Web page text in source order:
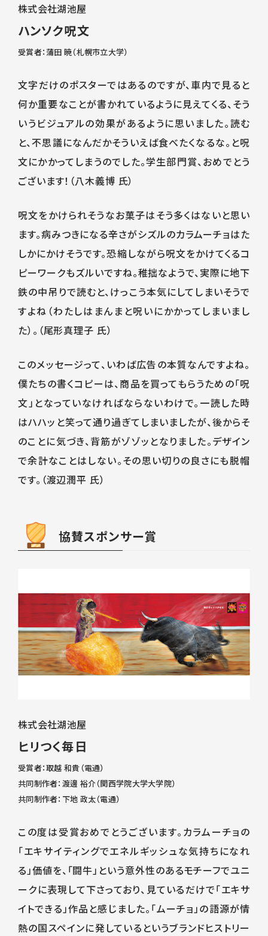
株式会社湖池屋
ハンソク呪文
受賞者：蒲田 暁（札幌市立大学）
文字だけのポスターではあるのですが、車内で見ると
何か重要なことが書かれているように見えてくる、そう
いうビジュアルの効果があるように思いました。読む
と、不思議になんだかそういえば食べたくなるな。と呪
文にかかってしまうのでした。学生部門賞、おめでとう
ございます！（八木義博 氏）
呪文をかけられそうなお菓子はそう多くはないと思い
ます。病みつきになる辛さがシズルのカラムーチョはた
しかにかけそうです。恐縮しながら呪文をかけてくるコ
ピーワークもズルいですね。稚拙なようで、実際に地下
鉄の中吊りで読むと、けっこう本気にしてしまいそうで
すよね（わたしはまんまと呪いにかかってしまいまし
た）。（尾形真理子 氏）
このメッセージって、いわば広告の本質なんですよね。
僕たちの書くコピーは、商品を買ってもらうための「呪
文」となっていなければならないわけで。一読した時
はハハッと笑って通り過ぎてしまいましたが、後からそ
のことに気づき、背筋がゾゾッとなりました。デザイン
で余計なことはしない。その思い切りの良さにも脱帽
です。（渡辺潤平 氏）
協賛スポンサー賞
株式会社湖池屋
ヒリつく毎日
受賞者：取越 和貴（電通）
共同制作者：渡邊 裕介（関西学院大学大学院）
共同制作者：下地 政太（電通）
この度は受賞おめでとうございます。カラムーチョの
「エキサイティングでエネルギッシュな気持ちになれ
る」価値を、「闘牛」という意外性のあるモチーフでユニ
ークに表現して下さっており、見ているだけで「エキサ
イトできる」作品と感じました。「ムーチョ」の語源が情
熱の国スペインに発しているというブランドヒストリー